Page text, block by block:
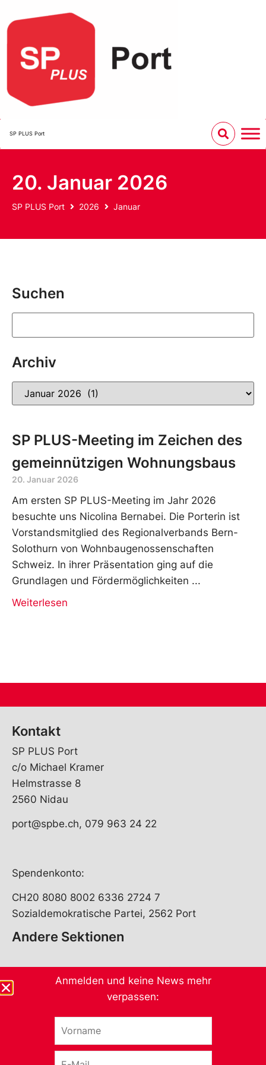
SP PLUS Port
20. Januar 2026
SP PLUS Port 2026 Januar
Suchen
Archiv
SP PLUS-Meeting im Zeichen des
gemeinnützigen Wohnungsbaus
20. Januar 2026
Am ersten SP PLUS-Meeting im Jahr 2026
besuchte uns Nicolina Bernabei. Die Porterin ist
Vorstandsmitglied des Regionalverbands Bern-
Solothurn von Wohnbaugenossenschaften
Schweiz. In ihrer Präsentation ging auf die
Grundlagen und Fördermöglichkeiten
Weiterlesen
Kontakt
SP PLUS Port
c/o Michael Kramer
Helmstrasse 8
2560 Nidau
port@spbe.ch, 079 963 24 22
Spendenkonto:
CH20 8080 8002 6336 2724 7
Sozialdemokratische Partei, 2562 Port
Andere Sektionen
Anmelden und keine News mehr
verpassen:
r